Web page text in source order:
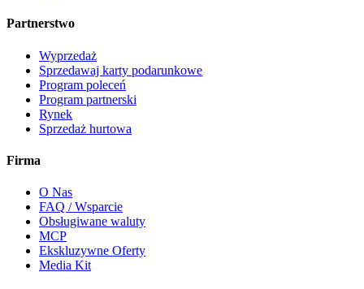
Partnerstwo
Wyprzedaż
Sprzedawaj karty podarunkowe
Program poleceń
Program partnerski
Rynek
Sprzedaż hurtowa
Firma
O Nas
FAQ / Wsparcie
Obsługiwane waluty
MCP
Ekskluzywne Oferty
Media Kit